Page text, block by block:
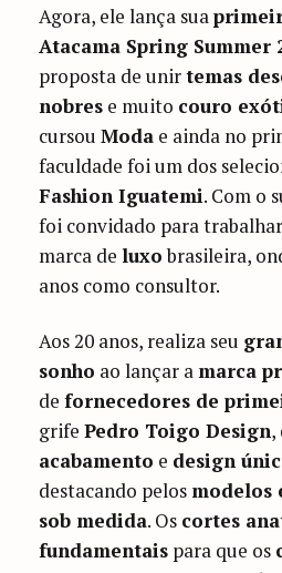
Agora, ele lança sua
Atacama Spring Summer
proposta de unirtemas
nobres e muito couro
cursouModa e ainda no
faculdade foi um dos
Fashion Iguatemi. Com o
foi convidado para
marca deluxobrasileira,
anos como consultor.
Aos 20 anos, realiza seu
sonho ao lançar amarca
defornecedores de
grifePedro Toigo Design,
acabamento e design
destacando pelosmodelos
sob medida. Os cortes
fundamentais para que os